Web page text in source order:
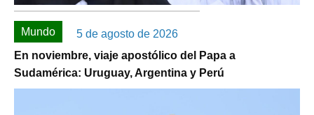
Mundo
5 de agosto de 2026
En noviembre, viaje apostólico del Papa a
Sudamérica: Uruguay, Argentina y Perú